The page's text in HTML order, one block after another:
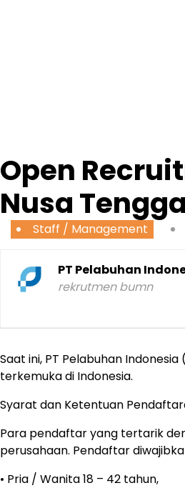
Open
Nusa
Staff / Management
PT Pelabuhan
rekrutmen bumn
Saat ini, PT Pelabuhan
terkemuka di Indonesia.
Syarat dan Ketentuan
Para pendaftar yang tertarik
perusahaan. Pendaftar
• Pria / Wanita 18 – 42 tahun,